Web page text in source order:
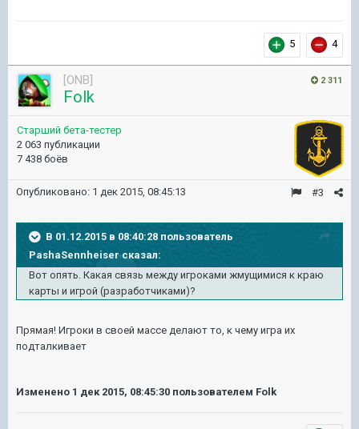
5 4
2 311
[ONB]
Folk
Старший бета-тестер
2 063 публикации
7 438 боёв
#3
Опубликовано: 1 дек 2015, 08:45:13
В 01.12.2015 в 08:40:28 пользователь
PashaSennheiser сказал:
Вот опять. Какая связь между игроками жмущимися к краю
карты и игрой (разработчиками)?
Прямая! Игроки в своей массе делают то, к чему игра их
подталкивает
Изменено 1 дек 2015, 08:45:30 пользователем Folk